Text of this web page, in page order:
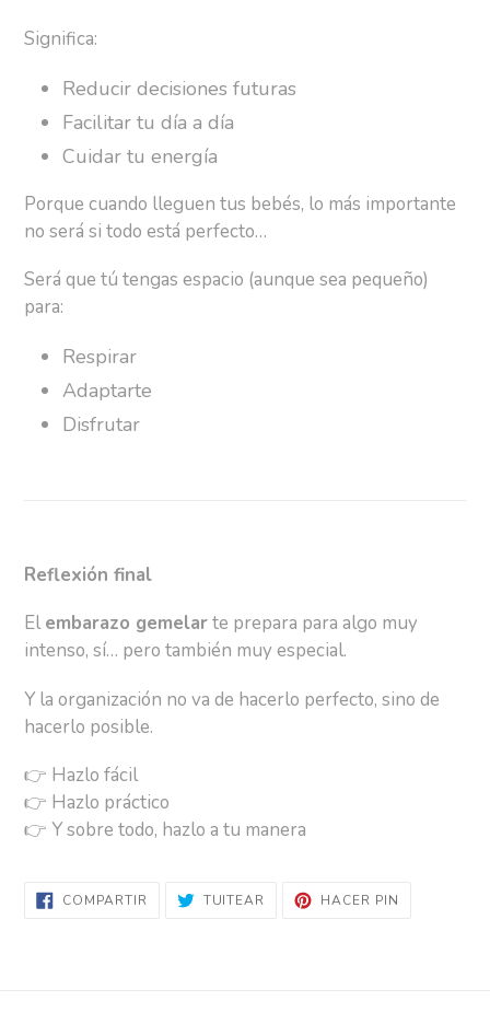
Significa:
Reducir decisiones futuras
Facilitar tu día a día
Cuidar tu energía
Porque cuando lleguen tus bebés, lo más importante
no será si todo está perfecto…
Será que tú tengas espacio (aunque sea pequeño)
para:
Respirar
Adaptarte
Disfrutar
Reflexión final
Elembarazo gemelarte prepara para algo muy
intenso, sí… pero también muy especial.
Y la organización no va de hacerlo perfecto, sino de
hacerlo posible.
👉 Hazlo fácil
👉 Hazlo práctico
👉 Y sobre todo, hazlo a tu manera
COMPARTIR COMPARTIR
EN
TUITEAR TUITEARHACER PIN